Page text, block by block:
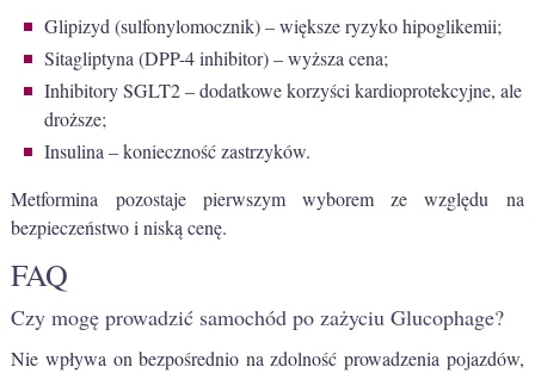
Glipizyd (sulfonylomocznik) – większe ryzyko hipoglikemii;
Sitagliptyna (DPP-4 inhibitor) – wyższa cena;
Inhibitory SGLT2 – dodatkowe korzyści kardioprotekcyjne, ale
droższe;
Insulina – konieczność zastrzyków.
Metformina pozostaje pierwszym wyborem ze względu na
bezpieczeństwo i niską cenę.
FAQ
Czy mogę prowadzić samochód po zażyciu Glucophage?
Nie wpływa on bezpośrednio na zdolność prowadzenia pojazdów,